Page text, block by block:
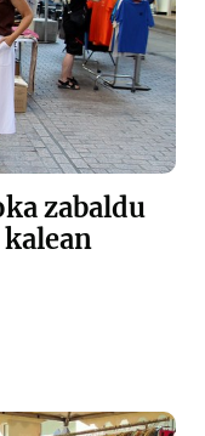
zabaldu